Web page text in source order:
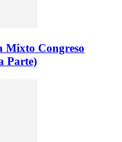
Mixto Congreso
Parte)